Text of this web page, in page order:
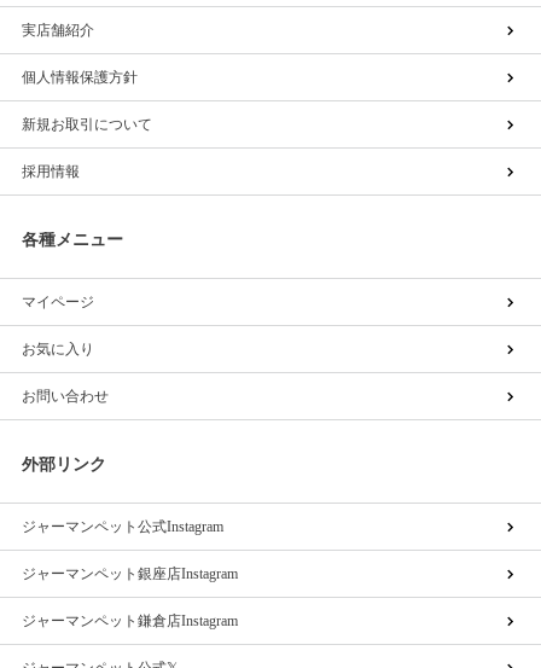
実店舗紹介
個人情報保護方針
新規お取引について
採用情報
各種メニュー
マイページ
お気に入り
お問い合わせ
外部リンク
ジャーマンペット公式Instagram
ジャーマンペット銀座店Instagram
ジャーマンペット鎌倉店Instagram